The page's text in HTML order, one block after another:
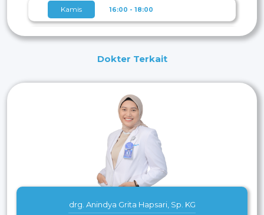
Kamis 16:00 - 18:00
Jumat 16:00 - 18:00
Dokter Terkait
drg. Anindya Grita Hapsari, Sp. KG